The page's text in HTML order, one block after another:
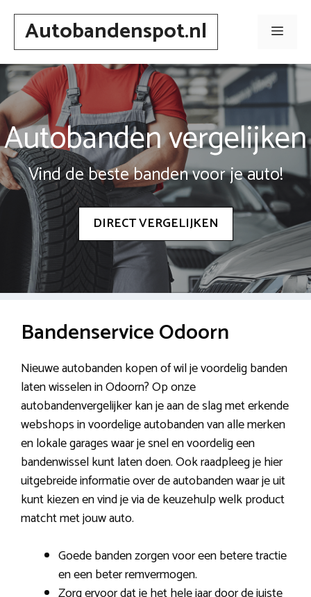
Spring
inhoudAutobandenspot.nl Menu
Autobanden vergelijken
Vind de beste banden voor je auto!
DIRECT VERGELIJKEN
Bandenservice Odoorn
Nieuwe autobanden kopen of wil je voordelig banden
laten wisselen in Odoorn? Op onze
autobandenvergelijker kan je aan de slag met erkende
webshops in voordelige autobanden van alle merken
en lokale garages waar je snel en voordelig een
bandenwissel kunt laten doen. Ook raadpleeg je hier
uitgebreide informatie over de autobanden waar je uit
kunt kiezen en vind je via de keuzehulp welk product
matcht met jouw auto.
Goede banden zorgen voor een betere tractie
en een beter remvermogen.